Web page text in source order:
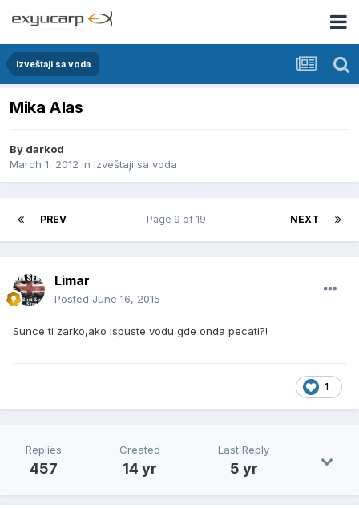
Izveštaji sa voda
Mika Alas
By darkod
March 1, 2012 in Izveštaji sa voda
PREV NEXT
Page 9 of 19
Limar
Posted June 16, 2015
Sunce ti zarko,ako ispuste vodu gde onda pecati?!
1
Replies
457
Created
14 yr
Last Reply
5 yr